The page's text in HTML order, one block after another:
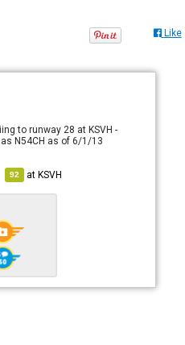
Like
to runway 28 at KSVH -
N54CH as of 6/1/13
92 atKSVH